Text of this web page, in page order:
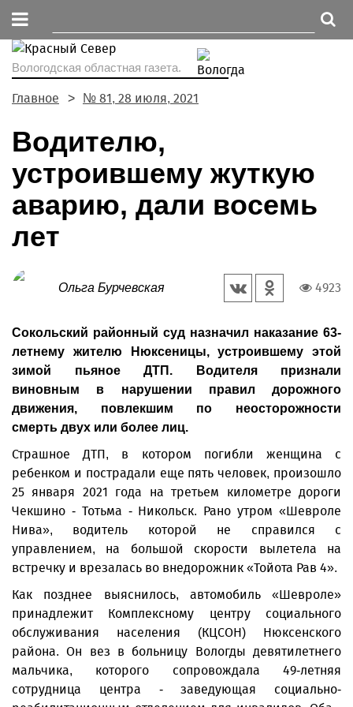
Вологодская областная газета.
Главное № 81, 28 июля, 2021
Водителю,
устроившему жуткую
аварию, дали восемь
лет
Ольга Бурчевская 4923
Сокольский районный суд назначил наказание 63-
летнему жителю Нюксеницы, устроившему этой
зимой пьяное ДТП. Водителя признали
виновным в нарушении правил дорожного
движения, повлекшим по неосторожности
смерть двух или более лиц.
Страшное ДТП, в котором погибли женщина с
ребенком и пострадали еще пять человек, произошло
25 января 2021 года на третьем километре дороги
Чекшино - Тотьма - Никольск. Рано утром «Шевроле
Нива», водитель которой не справился с
управлением, на большой скорости вылетела на
встречку и врезалась во внедорожник «Тойота Рав 4».
Как позднее выяснилось, автомобиль «Шевроле»
принадлежит Комплексному центру социального
обслуживания населения (КЦСОН) Нюксенского
района. Он вез в больницу Вологды девятилетнего
мальчика, которого сопровождала 49-летняя
сотрудница центра - заведующая социально-